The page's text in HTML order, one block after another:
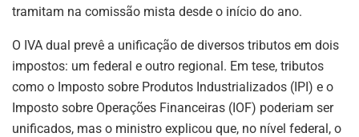
tramitam na comissão mista desde o início do ano.
O IVA dual prevê a unificação de diversos tributos em dois
impostos: um federal e outro regional. Em tese, tributos
como o Imposto sobre Produtos Industrializados (IPI) e o
Imposto sobre Operações Financeiras (IOF) poderiam ser
unificados, mas o ministro explicou que, no nível federal, o